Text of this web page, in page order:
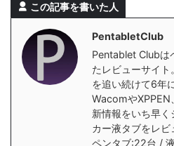
この記事を書いた人
PentabletClub
Pentablet Clubは
たレビューサイ
を追い続けて6年
WacomやXPPEN
新情報をいち早
カー液タブをレ
ペンタブ:22台 /